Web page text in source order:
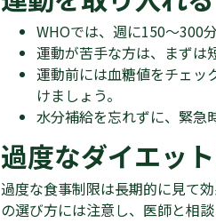
WHOでは、週に150～300
運動が苦手な方は、まずは
運動前には血糖値をチェッ
けましょう。
水分補給を忘れずに、緊急
過度なダイエッ
過度な食事制限は長期的に見て
の選び方には注意し、医師と相